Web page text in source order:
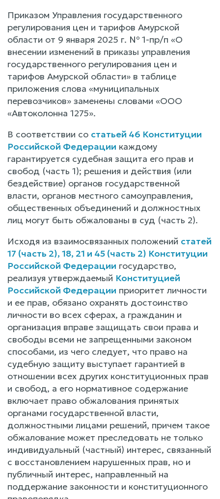
Приказом Управления государственного
регулирования цен и тарифов Амурской
области от 9 января 2025 г. № 1-пр/п «О
внесении изменений в приказы управления
государственного регулирования цен и
тарифов Амурской области» в таблице
приложения слова «муниципальных
перевозчиков» заменены словами «ООО
«Автоколонна 1275».
В соответствии со статьей 46 Конституции
Российской Федерации каждому
гарантируется судебная защита его прав и
свобод (часть 1); решения и действия (или
бездействие) органов государственной
власти, органов местного самоуправления,
общественных объединений и должностных
лиц могут быть обжалованы в суд (часть 2).
Исходя из взаимосвязанных положений статей
17 (часть 2), 18, 21 и 45 (часть 2) Конституции
Российской Федерации государство,
реализуя утверждаемый Конституцией
Российской Федерации приоритет личности
и ее прав, обязано охранять достоинство
личности во всех сферах, а гражданин и
организация вправе защищать свои права и
свободы всеми не запрещенными законом
способами, из чего следует, что право на
судебную защиту выступает гарантией в
отношении всех других конституционных прав
и свобод, а его нормативное содержание
включает право обжалования принятых
органами государственной власти,
должностными лицами решений, причем такое
обжалование может преследовать не только
индивидуальный (частный) интерес, связанный
с восстановлением нарушенных прав, но и
публичный интерес, направленный на
поддержание законности и конституционного